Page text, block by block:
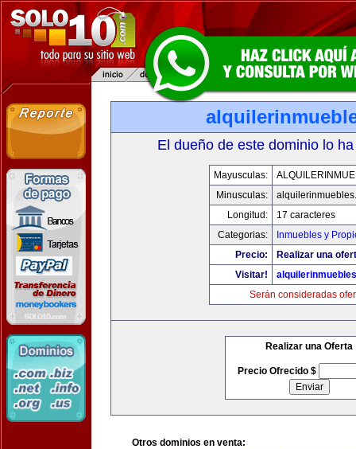
El dueño de este dominio lo
Mayusculas:
Minusculas:
Longitud:
17 caracteres
Categorias:
Inmuebles y
Precio:
Realizar una
Visitar!
Serán consideradas
Realizar una Oferta
Precio Ofrecido $
Otros dominios en venta: